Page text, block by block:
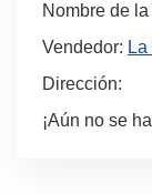
Nombre de
Vendedor:
Dirección:
¡Aún no se